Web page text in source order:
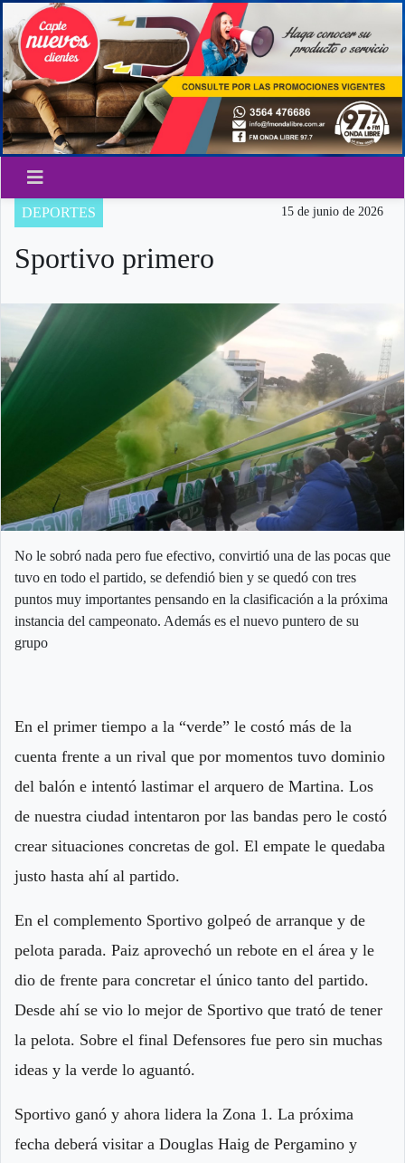
DEPORTES 15 de junio de 2026
Sportivo primero
No le sobró nada pero fue efectivo, convirtió una de las pocas que
tuvo en todo el partido, se defendió bien y se quedó con tres
puntos muy importantes pensando en la clasificación a la próxima
instancia del campeonato. Además es el nuevo puntero de su
grupo
En el primer tiempo a la “verde” le costó más de la
cuenta frente a un rival que por momentos tuvo dominio
del balón e intentó lastimar el arquero de Martina. Los
de nuestra ciudad intentaron por las bandas pero le costó
crear situaciones concretas de gol. El empate le quedaba
justo hasta ahí al partido.
En el complemento Sportivo golpeó de arranque y de
pelota parada. Paiz aprovechó un rebote en el área y le
dio de frente para concretar el único tanto del partido.
Desde ahí se vio lo mejor de Sportivo que trató de tener
la pelota. Sobre el final Defensores fue pero sin muchas
ideas y la verde lo aguantó.
Sportivo ganó y ahora lidera la Zona 1. La próxima
fecha deberá visitar a Douglas Haig de Pergamino y